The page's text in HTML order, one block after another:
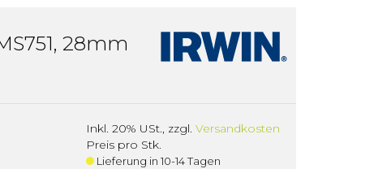
28mm
Inkl. 20% USt., zzgl. Versandkosten
Preis pro Stk.
Lieferung in 10-14 Tagen